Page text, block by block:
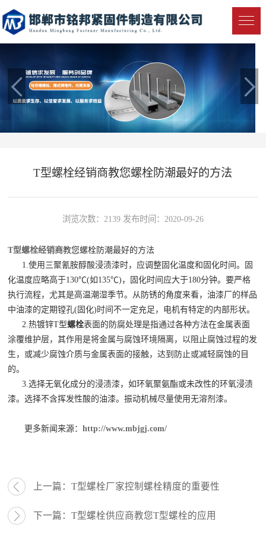
T型螺栓经销商教您螺栓防潮最好的方法
浏览次数：2139 发布时间：2020-09-26
T型螺栓经销商教您螺栓防潮最好的方法
1.使用三聚氰胺醇酸浸渍漆时，应调整固化温度和固化时间。固
化温度应略高于130℃(如135℃)，固化时间应大于180分钟。要严格
执行流程，尤其是高温潮湿季节。从防锈的角度来看，油漆厂的样品
中油漆的定期镗孔(固化)时间不一定充足，电机有特定的内部形状。
2.热镀锌T型螺栓表面的防腐处理是指通过各种方法在金属表面
涂覆维护层，其作用是将金属与腐蚀环境隔离，以阻止腐蚀过程的发
生，或减少腐蚀介质与金属表面的接触，达到防止或减轻腐蚀的目
的。
3.选择无氧化成分的浸渍漆，如环氧聚氨酯或未改性的环氧浸渍
漆。选择不含挥发性酸的油漆。振动机械尽量使用无溶剂漆。
更多新闻来源：http://www.mbjgj.com/
上一篇： T型螺栓厂家控制螺栓精度的重要性
下一篇： T型螺栓供应商教您T型螺栓的应用